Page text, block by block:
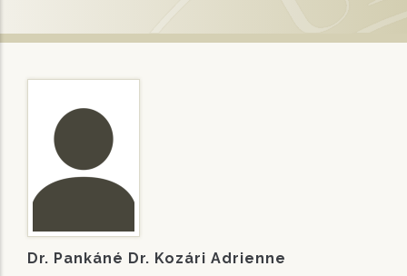
Dr. Pankáné Dr. Kozári Adrienne